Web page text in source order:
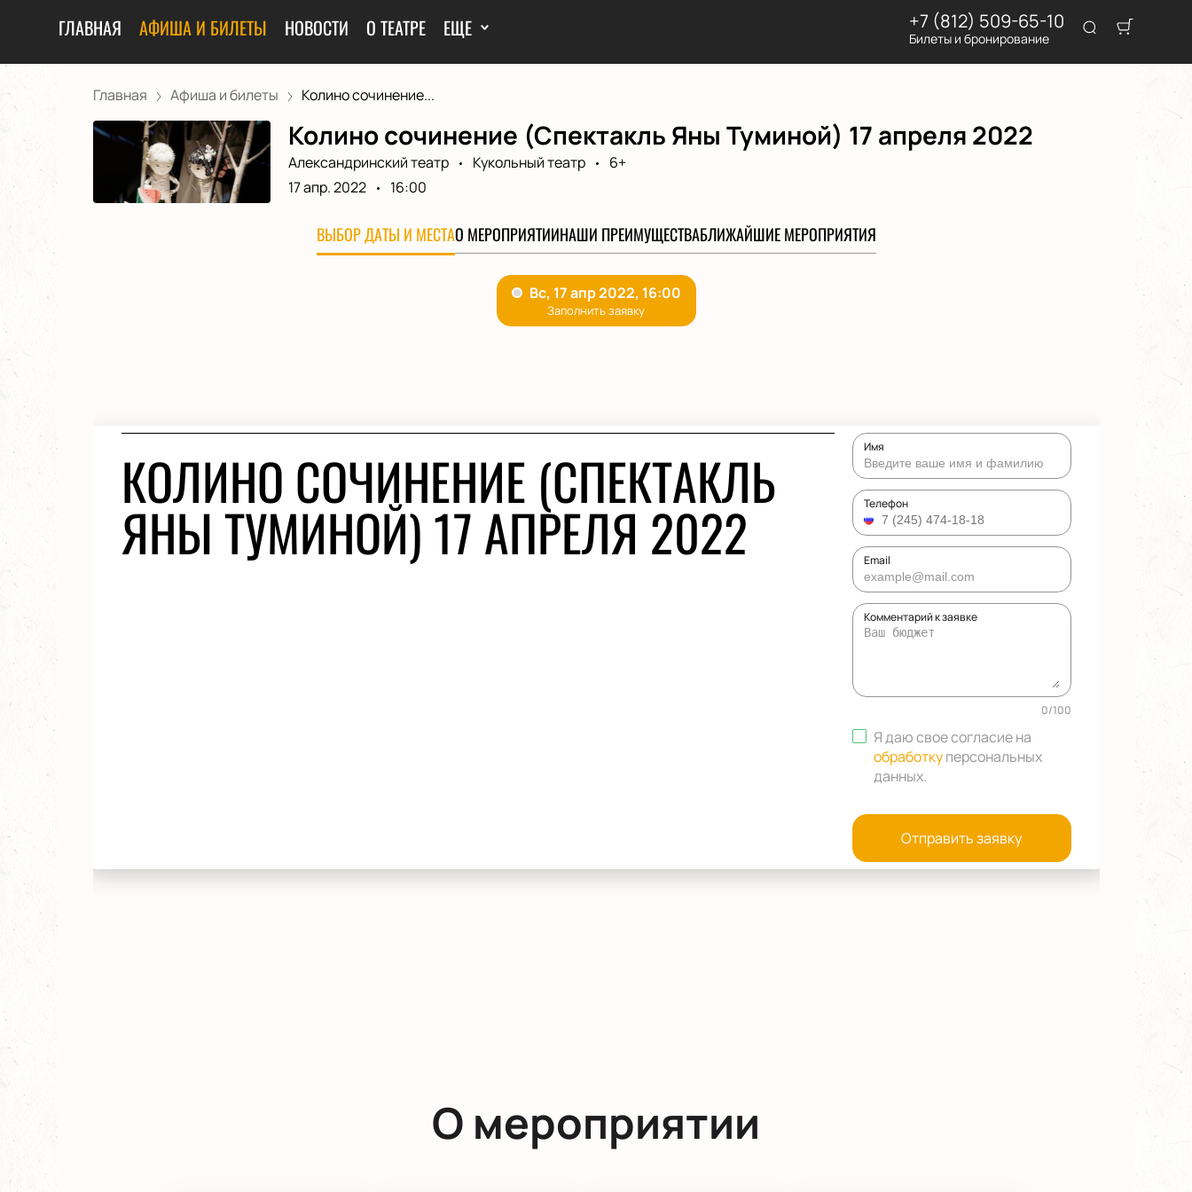
ГЛАВНАЯ АФИША И БИЛЕТЫ НОВОСТИ О ТЕАТРЕ ЕЩЕ +7 (812) 509-65-10
Билеты и бронирование
Главная Афиша и билеты Колино сочинение...
Колино сочинение (Спектакль Яны Туминой) 17 апреля 2022
Александринский театр Кукольный театр
6+
17 апр. 2022
16:00
ВЫБОР ДАТЫ И МЕСТАО МЕРОПРИЯТИИНАШИ ПРЕИМУЩЕСТВАБЛИЖАЙШИЕ МЕРОПРИЯТИЯ
КОЛИНО СОЧИНЕНИЕ (СПЕКТАКЛЬ
ЯНЫ ТУМИНОЙ) 17 АПРЕЛЯ 2022
Имя
Телефон
Email
Комментарий к заявке
0/100
Я даю свое согласие на
обработкуперсональных
данных.
Отправить заявку
О мероприятии